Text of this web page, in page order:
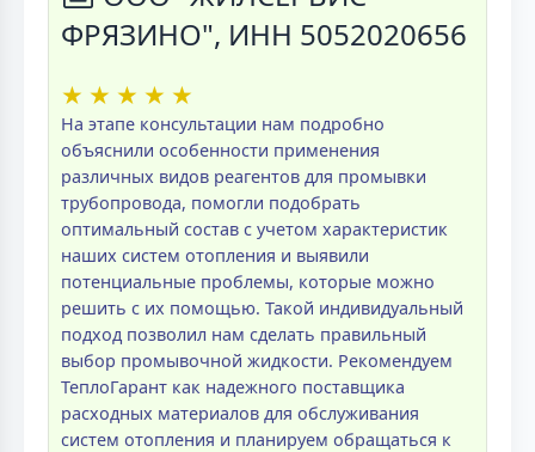
ФРЯЗИНО", ИНН 5052020656
★ ★ ★ ★ ★
На этапе консультации нам подробно
объяснили особенности применения
различных видов реагентов для промывки
трубопровода, помогли подобрать
оптимальный состав с учетом характеристик
наших систем отопления и выявили
потенциальные проблемы, которые можно
решить с их помощью. Такой индивидуальный
подход позволил нам сделать правильный
выбор промывочной жидкости. Рекомендуем
ТеплоГарант как надежного поставщика
расходных материалов для обслуживания
систем отопления и планируем обращаться к